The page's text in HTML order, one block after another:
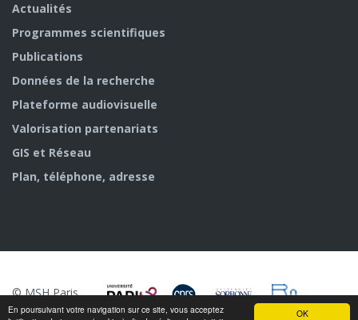
OK
En poursuivant votre navigation sur ce site, vous acceptez
Actualités
Programmes scientifiques
Publications
Données de la recherche
Plateforme audiovisuelle
Valorisation partenariats
GIS et Réseau
Plan, téléphone, adresse
© MSH Paris
Nord